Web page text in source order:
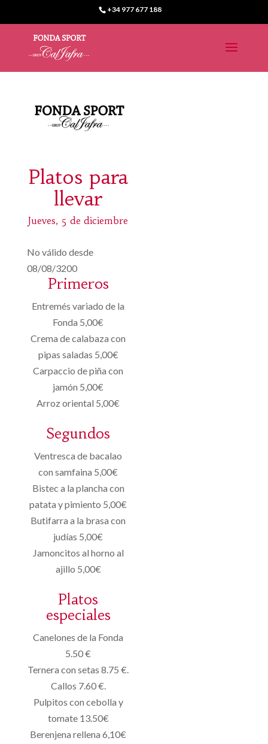
+34 977 677 188
Platos para
llevar
Jueves, 5 de diciembre
No válido desde
08/08/3200
Primeros
Entremés variado de la
Fonda 5,00€
Crema de calabaza con
pipas saladas 5,00€
Carpaccio de piña con
jamón 5,00€
Arroz oriental 5,00€
Segundos
Ventresca de bacalao
con samfaina 5,00€
Bistec a la plancha con
patata y pimiento 5,00€
Butifarra a la brasa con
judías 5,00€
Jamoncitos al horno al
ajillo 5,00€
Platos
especiales
Canelones de la Fonda
5.50 €
Ternera con setas 8.75 €.
Callos 7.60 €.
Pulpitos con cebolla y
tomate 13.50€
Berenjena rellena 6,10€